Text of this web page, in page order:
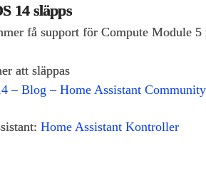
14 släpps
få support för Compute Module
att släppas
– Blog – Home Assistant Community
Home Assistant Kontroller